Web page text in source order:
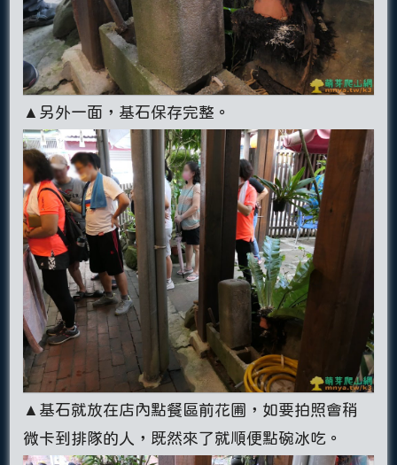
▲另外一面，基石保存完整。
▲基石就放在店內點餐區前花圃，如要拍照會稍
微卡到排隊的人，既然來了就順便點碗冰吃。